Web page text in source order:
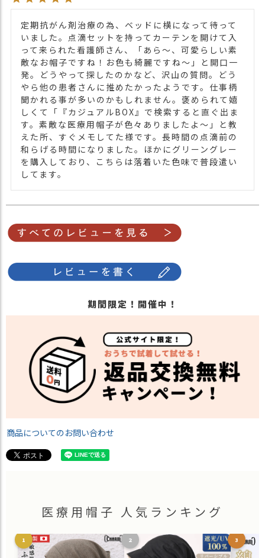
定期抗がん剤治療の為、ベッドに横になって待って
いました。点滴セットを持ってカーテンを開けて入
って来られた看護師さん、「あら〜、可愛らしい素
敵なお帽子ですね！お色も綺麗ですね〜」と開口一
発。どうやって探したのかなど、沢山の質問。どう
やら他の患者さんに推めたかったようです。仕事柄
聞かれる事が多いのかもしれません。褒められて嬉
しくて「『カジュアルBOX』で検索すると直ぐ出ま
す。素敵な医療用帽子が色々ありましたよ〜」と教
えた所、すぐメモしてた様です。長時間の点滴前の
和らげる時間になりました。ほかにグリーングレー
を購入しており、こちらは落着いた色味で普段遣い
してます。
期間限定！開催中！
商品についてのお問い合わせ
医療用帽子 人気ランキング
1 2 3